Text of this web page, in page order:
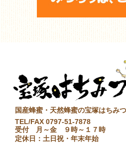
国産蜂蜜・天然蜂蜜の宝塚はちみ
TEL/FAX 0797-51-7878
受付 月～金 ９時～１７時
定休日：土日祝・年末年始